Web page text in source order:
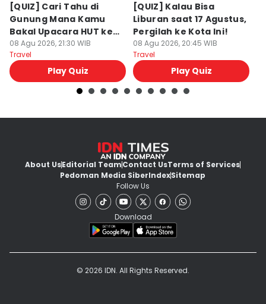
[QUIZ] Cari Tahu di
Gunung Mana Kamu
Bakal Upacara HUT ke-
81 RI!
08 Agu 2026, 21:30 WIB
Travel
Play Quiz
[QUIZ] Kalau Bisa
Liburan saat 17 Agustus,
Pergilah ke Kota Ini!
08 Agu 2026, 20:45 WIB
Travel
Play Quiz
About UsEditorial TeamContact UsTerms of Services
Pedoman Media SiberIndexSitemap
Follow Us
Download
© 2026 IDN. All Rights Reserved.